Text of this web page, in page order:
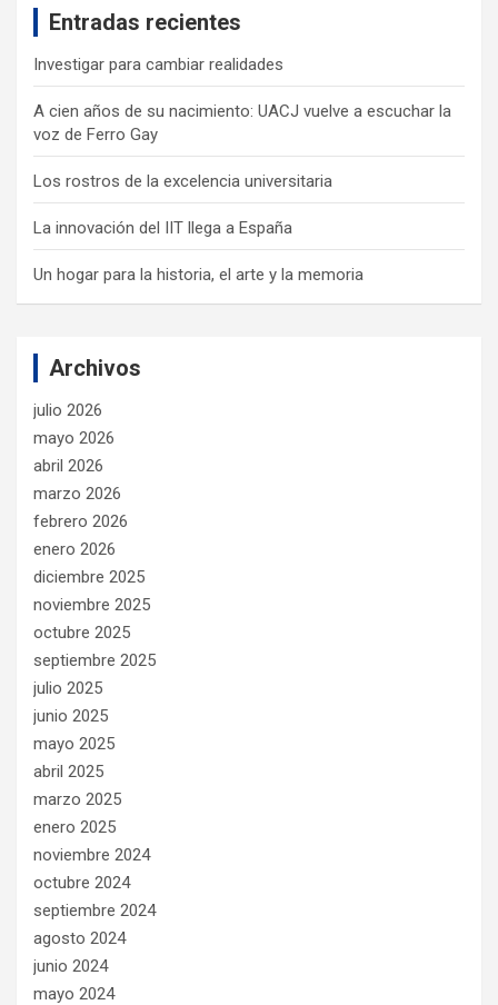
Entradas recientes
Investigar para cambiar realidades
A cien años de su nacimiento: UACJ vuelve a escuchar la
voz de Ferro Gay
Los rostros de la excelencia universitaria
La innovación del IIT llega a España
Un hogar para la historia, el arte y la memoria
Archivos
julio 2026
mayo 2026
abril 2026
marzo 2026
febrero 2026
enero 2026
diciembre 2025
noviembre 2025
octubre 2025
septiembre 2025
julio 2025
junio 2025
mayo 2025
abril 2025
marzo 2025
enero 2025
noviembre 2024
octubre 2024
septiembre 2024
agosto 2024
junio 2024
mayo 2024